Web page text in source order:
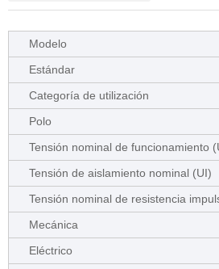
Modelo
Estándar
Categoría de utilización
Polo
Tensión nominal de funcionamiento
Tensión de aislamiento nominal (UI)
Tensión nominal de resistencia
Mecánica
Eléctrico